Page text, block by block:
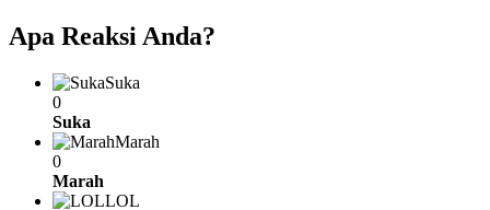
Apa Reaksi Anda?
Suka
0
Suka
Marah
0
Marah
LOL